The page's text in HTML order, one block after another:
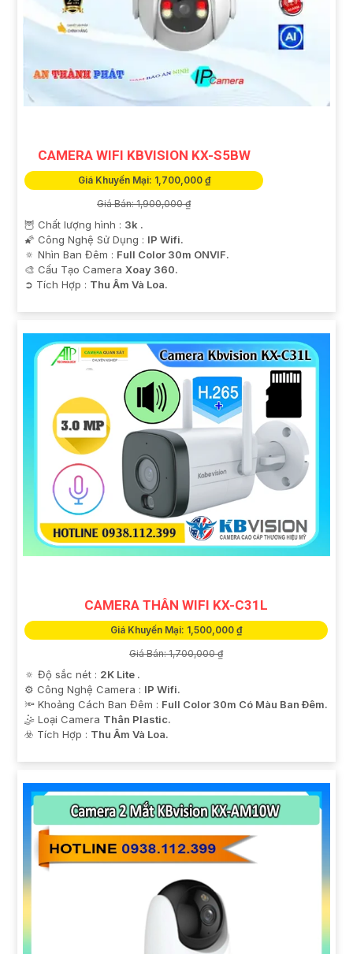
CAMERA WIFI KBVISION KX-S5BW
Giá Khuyến Mại: 1,700,000 ₫
Giá Bán: 1,900,000 ₫
🦉 Chất lượng hình : 3k .
🌠 Công Nghệ Sử Dụng : IP Wifi.
🔅 Nhìn Ban Đêm : Full Color 30m ONVIF.
🎨 Cấu Tạo Camera Xoay 360.
️➲ Tích Hợp : Thu Âm Và Loa.
CAMERA THÂN WIFI KX-C31L
Giá Khuyến Mại: 1,500,000 ₫
Giá Bán: 1,700,000 ₫
🔅 Độ sắc nét : 2K Lite .
⚙ Công Nghệ Camera : IP Wifi.
🔦 Khoảng Cách Ban Đêm : Full Color 30m Có Màu Ban Ðêm.
🤹 Loại Camera Thân Plastic.
️☣️ Tích Hợp : Thu Âm Và Loa.